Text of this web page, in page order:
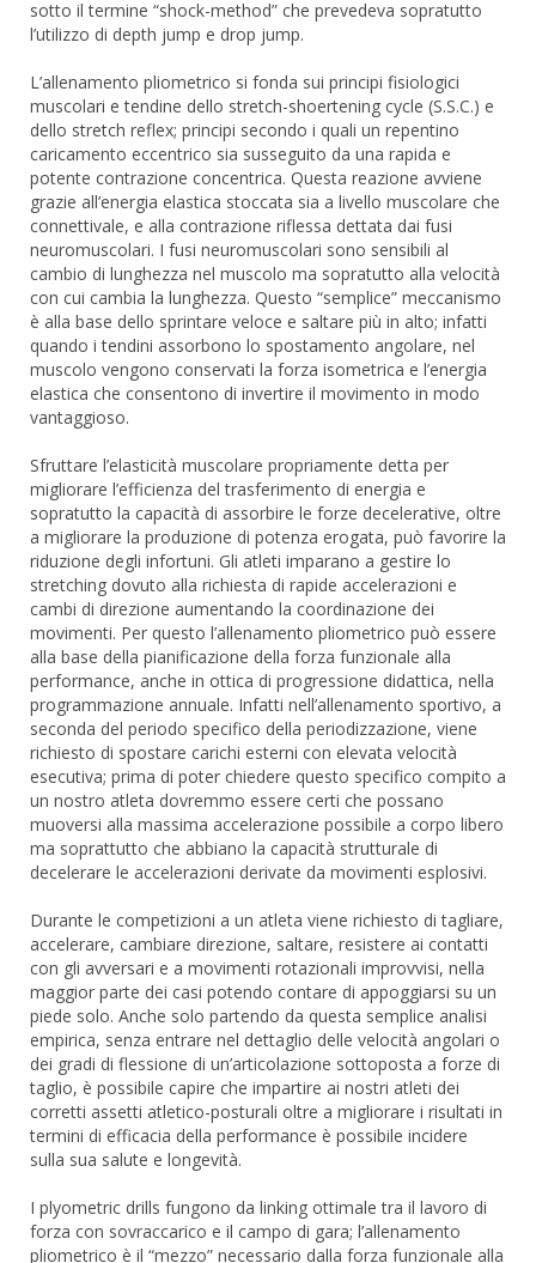
sotto il termine “shock-method” che prevedeva sopratutto
l’utilizzo di depth jump e drop jump.
L’allenamento pliometrico si fonda sui principi fisiologici
muscolari e tendine dello stretch-shoertening cycle (S.S.C.) e
dello stretch reflex; principi secondo i quali un repentino
caricamento eccentrico sia susseguito da una rapida e
potente contrazione concentrica. Questa reazione avviene
grazie all’energia elastica stoccata sia a livello muscolare che
connettivale, e alla contrazione riflessa dettata dai fusi
neuromuscolari. I fusi neuromuscolari sono sensibili al
cambio di lunghezza nel muscolo ma sopratutto alla velocità
con cui cambia la lunghezza. Questo “semplice” meccanismo
è alla base dello sprintare veloce e saltare più in alto; infatti
quando i tendini assorbono lo spostamento angolare, nel
muscolo vengono conservati la forza isometrica e l’energia
elastica che consentono di invertire il movimento in modo
vantaggioso.
Sfruttare l’elasticità muscolare propriamente detta per
migliorare l’efficienza del trasferimento di energia e
sopratutto la capacità di assorbire le forze decelerative, oltre
a migliorare la produzione di potenza erogata, può favorire la
riduzione degli infortuni. Gli atleti imparano a gestire lo
stretching dovuto alla richiesta di rapide accelerazioni e
cambi di direzione aumentando la coordinazione dei
movimenti. Per questo l’allenamento pliometrico può essere
alla base della pianificazione della forza funzionale alla
performance, anche in ottica di progressione didattica, nella
programmazione annuale. Infatti nell’allenamento sportivo, a
seconda del periodo specifico della periodizzazione, viene
richiesto di spostare carichi esterni con elevata velocità
esecutiva; prima di poter chiedere questo specifico compito a
un nostro atleta dovremmo essere certi che possano
muoversi alla massima accelerazione possibile a corpo libero
ma soprattutto che abbiano la capacità strutturale di
decelerare le accelerazioni derivate da movimenti esplosivi.
Durante le competizioni a un atleta viene richiesto di tagliare,
accelerare, cambiare direzione, saltare, resistere ai contatti
con gli avversari e a movimenti rotazionali improvvisi, nella
maggior parte dei casi potendo contare di appoggiarsi su un
piede solo. Anche solo partendo da questa semplice analisi
empirica, senza entrare nel dettaglio delle velocità angolari o
dei gradi di flessione di un’articolazione sottoposta a forze di
taglio, è possibile capire che impartire ai nostri atleti dei
corretti assetti atletico-posturali oltre a migliorare i risultati in
termini di efficacia della performance è possibile incidere
sulla sua salute e longevità.
I plyometric drills fungono da linking ottimale tra il lavoro di
forza con sovraccarico e il campo di gara; l’allenamento
pliometrico è il “mezzo” necessario dalla forza funzionale alla